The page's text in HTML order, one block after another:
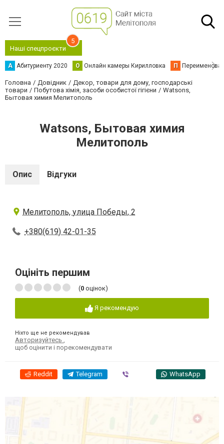
Наші спецпроєкти
5
А Абитуриенту 2020 О Онлайн камеры Кирилловка П
Головна Довідник
Декор, товари для дому, господарські
товари
Побутова хімія, засоби особистої гігієни
Watsons,
Бытовая химия Мелитополь
Watsons, Бытовая химия
Мелитополь
Опис Відгуки
Мелитополь, улица Победы, 2
+380(619) 42-01-35
Оцініть першим
(0 оцінок)
Я рекомендую
Ніхто ще не рекомендував
Авторизуйтесь
щоб оцінити і порекомендувати
Reddit Telegram WhatsApp